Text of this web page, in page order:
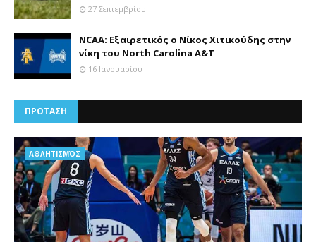
27 Σεπτεμβρίου
NCAA: Εξαιρετικός ο Νίκος Χιτικούδης στην
νίκη του North Carolina A&Τ
16 Ιανουαρίου
ΠΡΟΤΑΣΗ
AΘΛΗΤΙΣΜΌΣ